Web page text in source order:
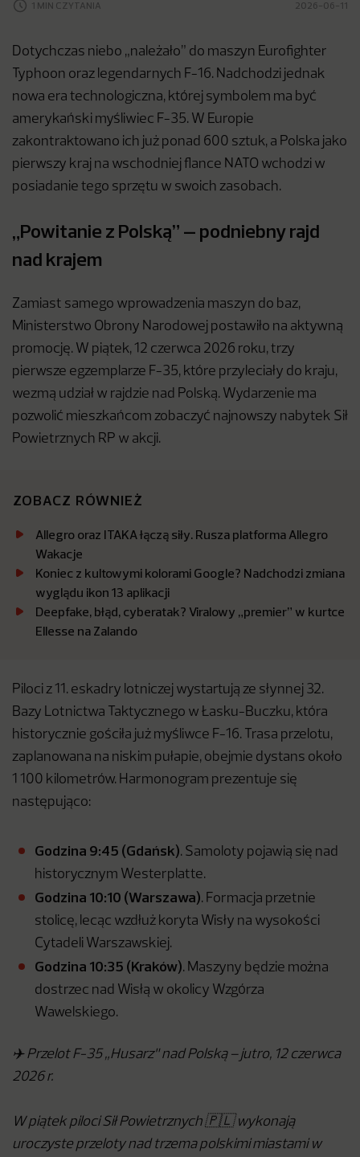
1 MIN CZYTANIA 2026-06-11
Dotychczas niebo „należało” do maszyn Eurofighter
Typhoon oraz legendarnych F-16. Nadchodzi jednak
nowa era technologiczna, której symbolem ma być
amerykański myśliwiec F-35. W Europie
zakontraktowano ich już ponad 600 sztuk, a Polska jako
pierwszy kraj na wschodniej flance NATO wchodzi w
posiadanie tego sprzętu w swoich zasobach.
„Powitanie z Polską” – podniebny rajd
nad krajem
Zamiast samego wprowadzenia maszyn do baz,
Ministerstwo Obrony Narodowej postawiło na aktywną
promocję. W piątek, 12 czerwca 2026 roku, trzy
pierwsze egzemplarze F-35, które przyleciały do kraju,
wezmą udział w rajdzie nad Polską. Wydarzenie ma
pozwolić mieszkańcom zobaczyć najnowszy nabytek Sił
Powietrznych RP w akcji.
ZOBACZ RÓWNIEŻ
Allegro oraz ITAKA łączą siły. Rusza platforma Allegro
Wakacje
Koniec z kultowymi kolorami Google? Nadchodzi zmiana
wyglądu ikon 13 aplikacji
Deepfake, błąd, cyberatak? Viralowy „premier” w kurtce
Ellesse na Zalando
Piloci z 11. eskadry lotniczej wystartują ze słynnej 32.
Bazy Lotnictwa Taktycznego w Łasku-Buczku, która
historycznie gościła już myśliwce F-16. Trasa przelotu,
zaplanowana na niskim pułapie, obejmie dystans około
1 100 kilometrów. Harmonogram prezentuje się
następująco:
Godzina 9:45 (Gdańsk). Samoloty pojawią się nad
historycznym Westerplatte.
Godzina 10:10 (Warszawa). Formacja przetnie
stolicę, lecąc wzdłuż koryta Wisły na wysokości
Cytadeli Warszawskiej.
Godzina 10:35 (Kraków). Maszyny będzie można
dostrzec nad Wisłą w okolicy Wzgórza
Wawelskiego.
✈️ Przelot F-35 „Husarz" nad Polską – jutro, 12 czerwca
2026 r.
W piątek piloci Sił Powietrznych 🇵🇱 wykonają
uroczyste przeloty nad trzema polskimi miastami w